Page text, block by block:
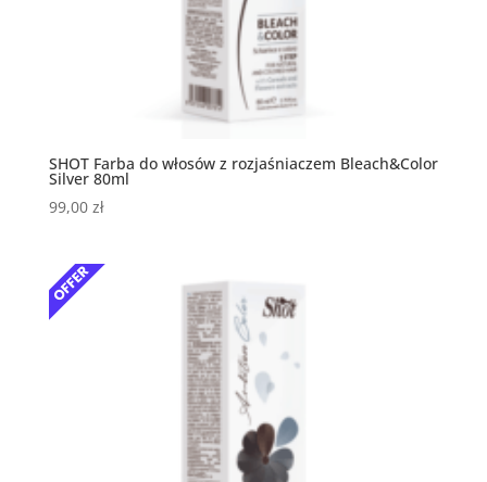
SHOT Farba do włosów z rozjaśniaczem Bleach&Color
Silver 80ml
99,00 zł